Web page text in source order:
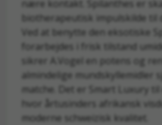
nære kontakt. Spilanthes er
biotherapeutisk impulskilde til
Ved at benytte den eksotiske
forarbejdes i frisk tilstand
sikrer A.Vogel en potens og
almindelige mundskyllemidler
matche. Det er Smart Luxury
hvor årtusinders afrikansk
moderne schweizisk kvalitet.